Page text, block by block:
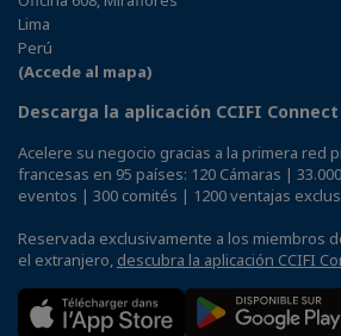
Lima
Perú
(Accede al mapa)
Descarga la aplicación CCIFI Connect
Acelere su negocio gracias a la primera red
francesas en 95 países: 120 Cámaras |
eventos | 300 comités | 1200 ventajas
Reservada exclusivamente a los miembros
el extranjero, descubra la aplicación CCIFI